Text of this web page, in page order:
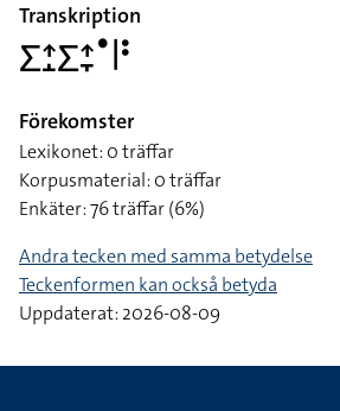
Transkription
􌤥􌤴􌤸􌤥􌤴􌥙􌤟􌥼􌥻
Förekomster
Lexikonet: 0 träffar
Korpusmaterial: 0 träffar
Enkäter: 76 träffar (6%)
Andra tecken med samma betydelse
Teckenformen kan också betyda
Uppdaterat: 2026-08-09